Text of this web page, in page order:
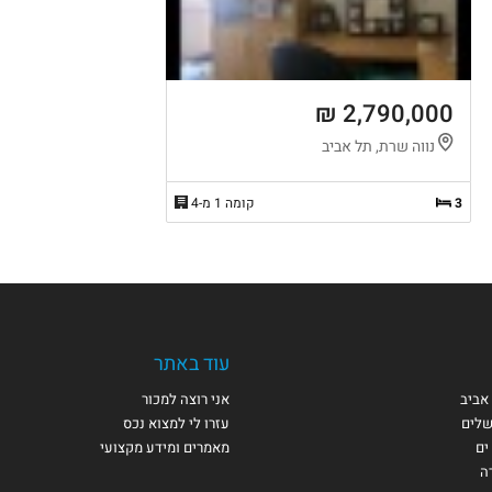
2,790,000 ₪
נווה שרת, תל אביב
3 קומה 1 מ-4
עוד באתר
אני רוצה למכור
עזרו לי למצוא נכס
מאמרים ומידע מקצועי